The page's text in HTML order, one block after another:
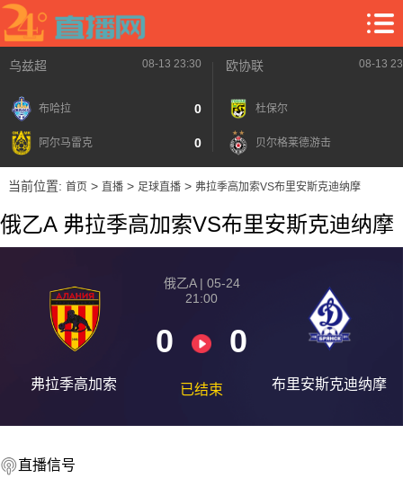
乌兹超 08-13 23:30
布哈拉 0
阿尔马雷克 0
欧协联 08-13
杜保尔
贝尔格莱德游击
当前位置: 首页> 直播> 足球直播> 弗拉季高加索VS布里安斯克迪纳摩
俄乙A 弗拉季高加索VS布里安斯克迪纳摩
弗拉季高加索
俄乙A | 05-24
21:00
0 0
已结束 布里安斯克迪纳摩
直播信号08-13 【乌兹超】 布哈拉VS阿尔马雷克